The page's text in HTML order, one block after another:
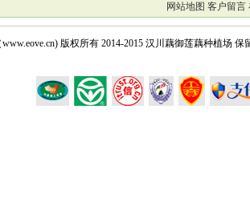
网站地图 客户留言
版权所有2014-2015 汉川藕御莲藕种植场 保